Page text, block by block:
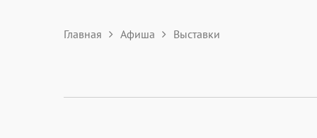
Главная Афиша Выставки